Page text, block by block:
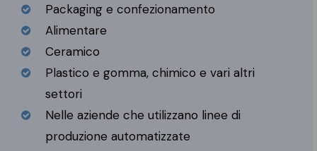
Packaging e confezionamento
Alimentare
Ceramico
Plastico e gomma, chimico e vari altri
settori
Nelle aziende che utilizzano linee di
produzione automatizzate